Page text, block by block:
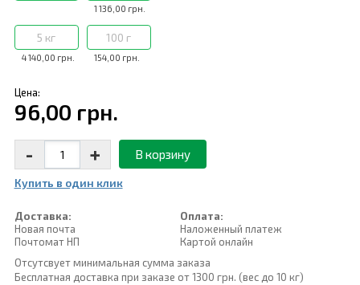
1 136,00 грн.
4 140,00 грн.
5 кг
154,00 грн.
100 г
Цена:
96,00 грн.
- + В корзину
Купить в один клик
Доставка:
Новая почта
Почтомат НП
Оплата:
Наложенный платеж
Картой онлайн
Отсутсвует минимальная сумма заказа
Бесплатная доставка при заказе от 1300 грн. (вес до 10 кг)